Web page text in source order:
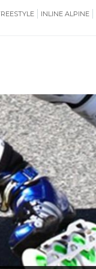
INLINE ALPINE